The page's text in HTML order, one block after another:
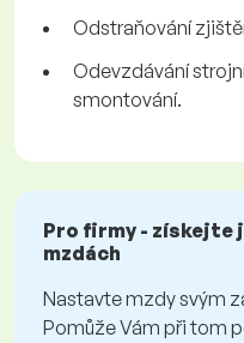
Odstraňování
Odevzdávání
smontování.
Pro firmy - získejte
mzdách
Nastavte mzdy svým
Pomůže Vám při tom